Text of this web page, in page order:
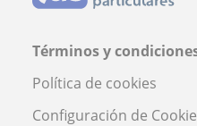
Términos y
Política de cookies
Configuración de